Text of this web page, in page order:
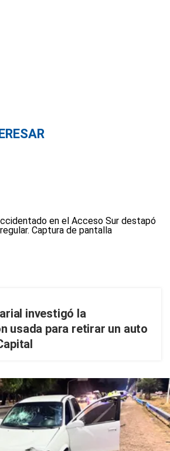
investigó la
usada para retirar un auto